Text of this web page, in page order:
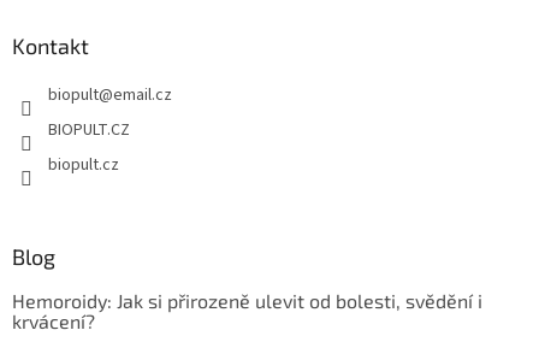
Kontakt
biopult@email.cz
BIOPULT.CZ
biopult.cz
Blog
Hemoroidy: Jak si přirozeně ulevit od bolesti, svědění i
krvácení?